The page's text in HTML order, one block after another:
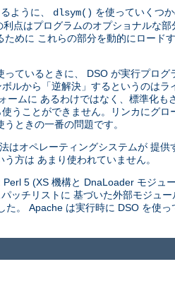
ように、 dlsym() を使っていくつ
点はプログラムのオプショナルな部
めに これらの部分を動的にロード
ているときに、 DSO が実行プログ
ルから「逆解決」するというのはラ
ームに あるわけではなく、標準化も
うことができません。リンカにグロ
ときの一番の問題です。
はオペレーティングシステムが 提供
方は あまり使われていません。
5 (XS 機構と DnaLoader モジュ
ッチリストに 基づいた外部モジュー
。 Apache は実行時に DSO を使っ